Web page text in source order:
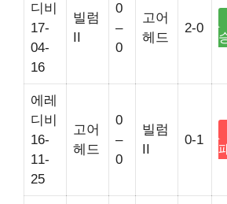
디비
17-
04-
16
빌럼
II
0
–
0
고어
헤드
2-0
에레
디비
16-
11-
25
고어
헤드
0
–
0
빌럼
II
0-1